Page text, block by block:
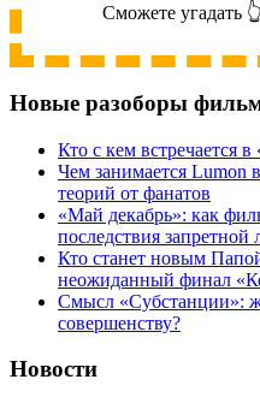
Сможете угадать
Новые разоборы
Кто с кем встречается
Чем занимается Lumon
теорий от фанатов
«Май декабрь»: как
последствия запретной
Кто станет новым
неожиданный финал
Cмысл «Субстанции»:
совершенству?
Новости